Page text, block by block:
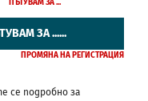
ПЪТУВАМ ЗА ...
ЗА ......
ПРОМЯНА НА РЕГИСТРАЦИЯ
се подробно за